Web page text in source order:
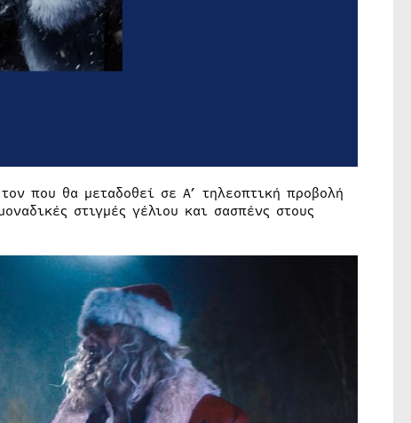
που θα μεταδοθεί σε Α’ τηλεοπτική προβολή
στιγμές γέλιου και σασπένς στους